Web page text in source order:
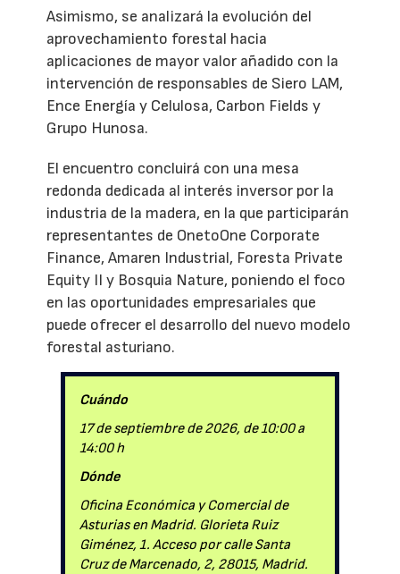
Asimismo, se analizará la evolución del
aprovechamiento forestal hacia
aplicaciones de mayor valor añadido con la
intervención de responsables de Siero LAM,
Ence Energía y Celulosa, Carbon Fields y
Grupo Hunosa.
El encuentro concluirá con una mesa
redonda dedicada al interés inversor por la
industria de la madera, en la que participarán
representantes de OnetoOne Corporate
Finance, Amaren Industrial, Foresta Private
Equity II y Bosquia Nature, poniendo el foco
en las oportunidades empresariales que
puede ofrecer el desarrollo del nuevo modelo
forestal asturiano.
Cuándo
17 de septiembre de 2026, de 10:00 a
14:00 h
Dónde
Oficina Económica y Comercial de
Asturias en Madrid. Glorieta Ruiz
Giménez, 1. Acceso por calle Santa
Cruz de Marcenado, 2, 28015, Madrid.